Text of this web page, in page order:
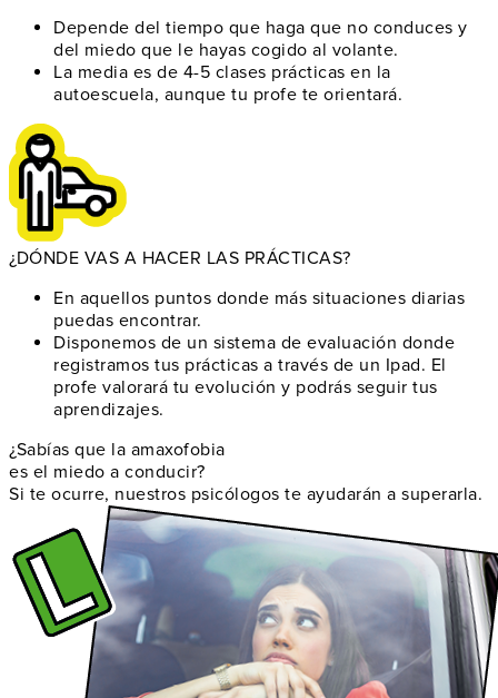
Depende del tiempo que haga que no conduces y
del miedo que le hayas cogido al volante.
La media es de 4-5 clases prácticas en la
autoescuela, aunque tu profe te orientará.
¿DÓNDE VAS A HACER LAS PRÁCTICAS?
En aquellos puntos donde más situaciones diarias
puedas encontrar.
Disponemos de un sistema de evaluación donde
registramos tus prácticas a través de un Ipad. El
profe valorará tu evolución y podrás seguir tus
aprendizajes.
¿Sabías que la amaxofobia
es el miedo a conducir?
Si te ocurre, nuestros psicólogos te ayudarán a superarla.